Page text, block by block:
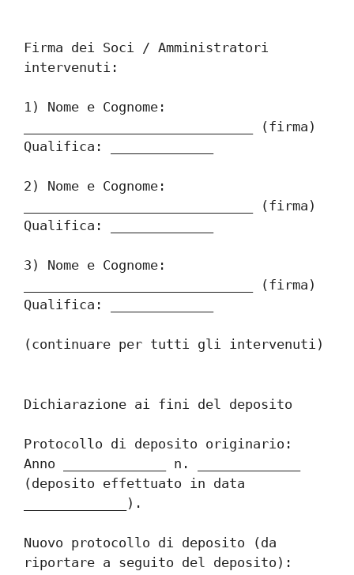
Firma dei Soci / Amministratori
intervenuti:
1) Nome e Cognome:
_____________________________ (firma)
Qualifica: _____________
2) Nome e Cognome:
_____________________________ (firma)
Qualifica: _____________
3) Nome e Cognome:
_____________________________ (firma)
Qualifica: _____________
(continuare per tutti gli intervenuti)
Dichiarazione ai fini del deposito
Protocollo di deposito originario:
Anno _____________ n. _____________
(deposito effettuato in data
_____________).
Nuovo protocollo di deposito (da
riportare a seguito del deposito):